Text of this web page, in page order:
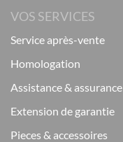
VOS SERVICES
service après-vente
homologation
assistance & assurance
extension de garantie
pieces & accessoires